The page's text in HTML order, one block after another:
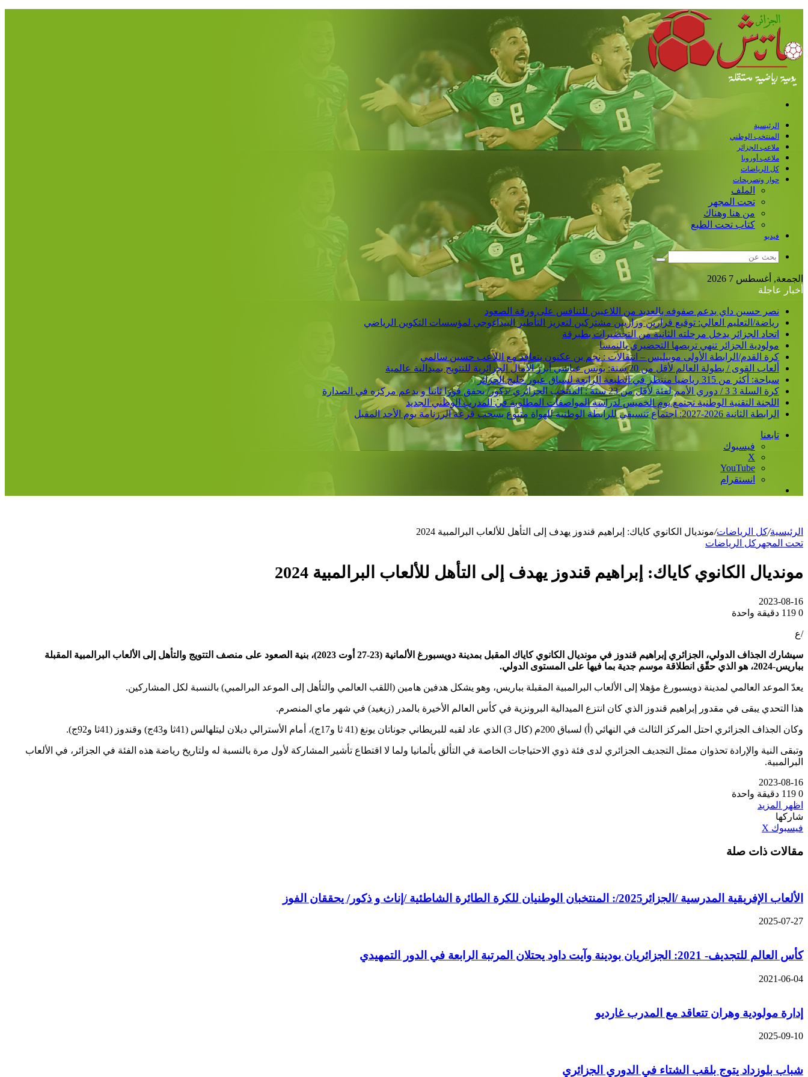
الرئيسية
المنتخب الوطني
ملاعب الجزائر
ملاعب أوروبا
كل الرياضات
حوار وتصريحات
الملف
تحت المجهر
من هنا وهناك
كتاب تحت الطبع
فيديو
بحث
عن
الجمعة, أغسطس 7 2026
أخبار عاجلة
نصر حسين داي يدعم صفوفه بالعديد من اللاعبين للتنافس على ورقة الصعود
رياضة/التعليم العالي: توقيع قرارين وزاريين مشتركين لتعزيز التأطير البيداغوجي لمؤسسات التكوين الرياضي
اتحاد الجزائر يدخل مرحلته الثانية من التحضيرات بطبرقة
مولودية الجزائر تنهي تربصها التحضيري بالنمسا
كرة القدم/الرابطة الأولى موبيليس – انتقالات : نجم بن عكنون يتعاقد مع اللاعب حسين سالمي
ألعاب القوى / بطولة العالم لأقل من 20 سنة: يونس عياشي أبرز الآمال الجزائرية للتتويج بميدالية عالمية
سباحة: أكثر من 315 رياضيا منتظر في الطبعة الرابعة لسباق عبور خليج الجزائر
كرة السلة 3 3 / دوري الأمم لفئة لأقل من 23 سنة : المنتخب الجزائري /ذكور/ يحقق فوزا ثانيا و يدعم مركزه في الصدارة
اللجنة التقنية الوطنية تجتمع يوم الخميس لدراسة المواصفات المطلوبة في المدرب الوطني الجديد
الرابطة الثانية 2026-2027: اجتماع تنسيقي للرابطة الوطنية للهواة متبوع بسحب قرعة الرزنامة يوم الأحد المقبل
تابعنا
فيسبوك
‫X
‫YouTube
انستقرام
الرئيسية/كل الرياضات/مونديال الكانوي كاياك: إبراهيم قندوز يهدف إلى التأهل للألعاب البرالمبية 2024
تحت المجهر كل الرياضات
مونديال الكانوي كاياك: إبراهيم قندوز يهدف إلى التأهل للألعاب البرالمبية 2024
2023-08-16
0
دقيقة واحدة
/ع
سيشارك الجذاف الدولي، الجزائري إبراهيم قندوز في مونديال الكانوي كاياك المقبل بمدينة دويسبورغ الألمانية (23-27 أوت 2023)، بنية الصعود على منصف التتويج والتأهل إلى الألعاب البرالمبية المقبلة
بباريس-2024، هو الذي حقّق انطلاقة موسم جدية بما فيها على المستوى الدولي.
يعدّ الموعد العالمي لمدينة دويسبورغ مؤهلا إلى الألعاب البرالمبية المقبلة بباريس، وهو يشكل هدفين هامين (اللقب العالمي والتأهل إلى الموعد البرالمبي) بالنسبة لكل المشاركين.
هذا التحدي يبقى في مقدور إبراهيم قندوز الذي كان انتزع الميدالية البرونزية في كأس العالم الأخيرة بالمدر (زيغيد) في شهر ماي المنصرم.
وكان الجذاف الجزائري احتل المركز الثالث في النهائي (أ) لسباق 200م (كال 3) الذي عاد لقبه للبريطاني جوناتان يونغ (41 ثا و17ج)، أمام الأسترالي ديلان ليتلهالس (41ثا و43ج) وقندوز (41ثا و92ج).
وتبقى النية والإرادة تحذوان ممثل التجديف الجزائري لدى فئة ذوي الاحتياجات الخاصة في التألق بألمانيا ولما لا اقتطاع تأشير المشاركة لأول مرة بالنسبة له ولتاريخ رياضة هذه الفئة في الجزائر، في الألعاب
البرالمبية.
2023-08-16
0
دقيقة واحدة
اظهر المزيد
شاركها
فيسبوك ‫X
البريد
مقالات ذات صلة
الألعاب الإفريقية المدرسية /الجزائر2025/: المنتخبان الوطنيان للكرة الطائرة الشاطئية /إناث و ذكور/ يحققان الفوز
2025-07-27
كأس العالم للتجديف- 2021: الجزائريان بودينة وآيت داود يحتلان المرتبة الرابعة في الدور التمهيدي
2021-06-04
إدارة مولودية وهران تتعاقد مع المدرب غارديو
2025-09-10
شباب بلوزداد يتوج بلقب الشتاء في الدوري الجزائري